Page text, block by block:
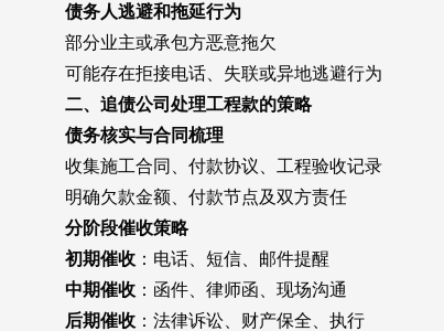
债务人逃避和拖延行为
部分业主或承包方恶意拖欠
可能存在拒接电话、失联或异地逃避行为
二、追债公司处理工程款的策略
债务核实与合同梳理
收集施工合同、付款协议、工程验收记录
明确欠款金额、付款节点及双方责任
分阶段催收策略
初期催收：电话、短信、邮件提醒
中期催收：函件、律师函、现场沟通
后期催收：法律诉讼、财产保全、执行